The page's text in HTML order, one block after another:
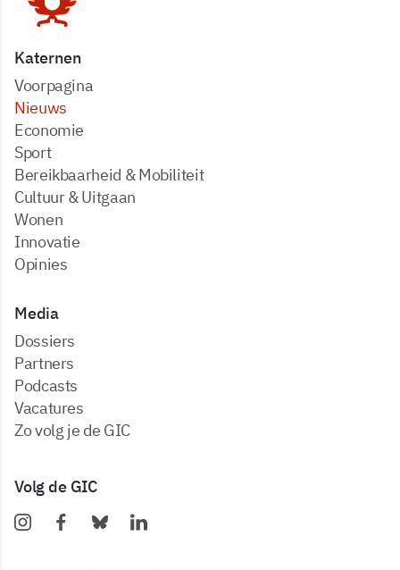
Katernen
Voorpagina
Nieuws
Economie
Sport
Bereikbaarheid & Mobiliteit
Cultuur & Uitgaan
Wonen
Innovatie
Opinies
Media
dossiers
partners
podcasts
vacatures
zo volg je de GIC
Volg de GIC